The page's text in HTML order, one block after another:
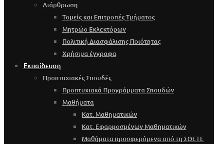
Διάρθρωση
Τομείς και Επιτροπές Τμήματος
Μητρώο Εκλεκτόρων
Πολιτική Διασφάλισης Ποιότητας
Χρήσιμα έγγραφα
Εκπαίδευση
Προπτυχιακές Σπουδές
Προπτυχιακά Προγράμματα Σπουδών
Μαθήματα
Κατ. Μαθηματικών
Κατ. Εφαρμοσμένων Μαθηματικών
Μαθήματα προσφερόμενα από τη ΣΘΕΤΕ